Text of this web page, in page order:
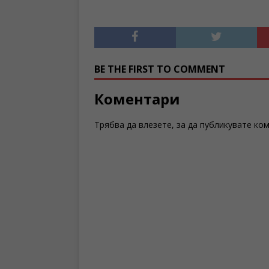
BE THE FIRST TO COMMENT
Коментари
Трябва да влезете, за да публикувате